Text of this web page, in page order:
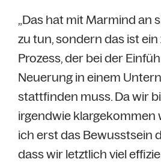
„Das hat mit Marmind an
zu tun, sondern das ist
Prozess, der bei der
Neuerung in einem
stattfinden muss. Da wir
irgendwie klargekommen
ich erst das Bewusstsein
dass wir letztlich viel